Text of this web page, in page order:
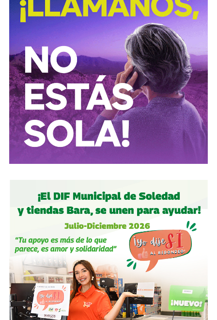
estructuras logísticas y financieras dedicadas al mercado
ilícito de combustibles, una actividad que genera pérdidas
millonarias para el Estado y representa riesgos para la
infraestructura energética nacional.
Las autoridades señalaron que las investigaciones
continúan para identificar a las personas responsables de
operar estos inmuebles, así como las posibles redes
criminales relacionadas con el procesamiento y
distribución ilegal de combustibles.
También lee:Tangamanga prevé refuerzo con Guardia Civil
tras dos su1c1d10s